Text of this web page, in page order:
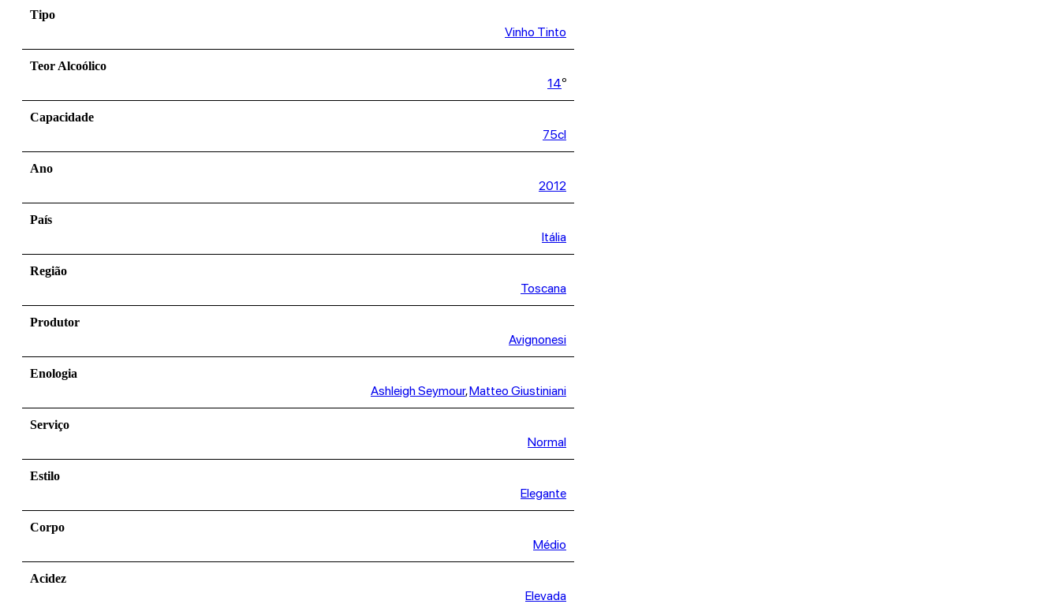
Tipo
Vinho Tinto
Teor Alcoólico
14º
Capacidade
75cl
Ano
2012
País
Itália
Região
Toscana
Produtor
Avignonesi
Enologia
Ashleigh Seymour,Matteo Giustiniani
Serviço
Normal
Estilo
Elegante
Corpo
Médio
Acidez
Elevada